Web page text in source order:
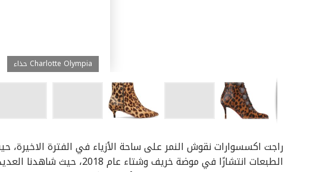
حذاء Charlotte Olympia
راجت اكسسوارات نقوش النمر على ساحة الأزياء في الفترة الاخيرة،
الطبعات انتشارًا في موضة خريف